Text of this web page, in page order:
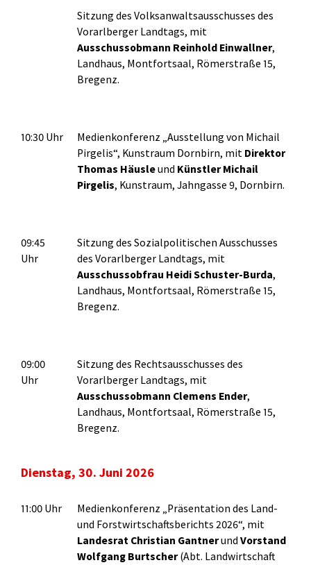
Sitzung des Volksanwaltsausschusses des
Vorarlberger Landtags, mit
Ausschussobmann Reinhold Einwallner,
Landhaus, Montfortsaal, Römerstraße 15,
Bregenz.
10:30 Uhr
Medienkonferenz „Ausstellung von Michail
Pirgelis“, Kunstraum Dornbirn, mit Direktor
Thomas Häusleund Künstler Michail
Pirgelis, Kunstraum, Jahngasse 9, Dornbirn.
09:45
Uhr
Sitzung des Sozialpolitischen Ausschusses
des Vorarlberger Landtags, mit
Ausschussobfrau Heidi Schuster-Burda,
Landhaus, Montfortsaal, Römerstraße 15,
Bregenz.
09:00
Uhr
Sitzung des Rechtsausschusses des
Vorarlberger Landtags, mit
Ausschussobmann Clemens Ender,
Landhaus, Montfortsaal, Römerstraße 15,
Bregenz.
Dienstag, 30. Juni 2026
11:00 Uhr
Medienkonferenz „Präsentation des Land-
und Forstwirtschaftsberichts 2026“, mit
Landesrat Christian GantnerundVorstand
Wolfgang Burtscher(Abt. Landwirtschaft